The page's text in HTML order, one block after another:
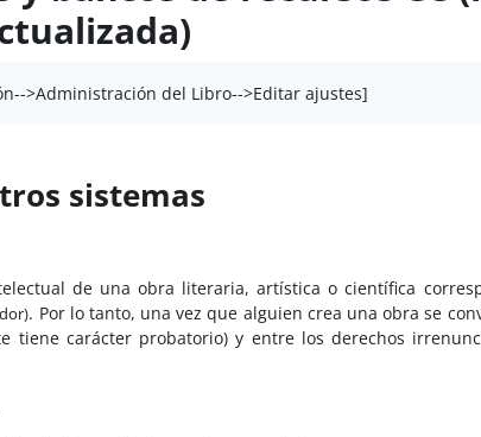
>Administración del Libro-->Editar ajustes]
sistemas
de una obra literaria, artística o científica
. Por lo tanto, una vez que alguien crea una obra se
tiene carácter probatorio) y entre los derechos